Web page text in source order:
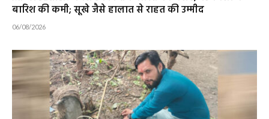
बारिश की कमी; सूखे जैसे हालात से राहत की उम्मीद
06/08/2026